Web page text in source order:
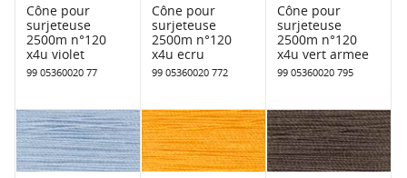
Cône pour
surjeteuse
2500m n°120
x4u violet
99 05360020 77
Cône pour
surjeteuse
2500m n°120
x4u ecru
99 05360020 772
Cône pour
surjeteuse
2500m n°120
x4u vert armee
99 05360020 795